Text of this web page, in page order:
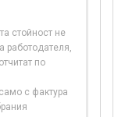
стойност не
работодателя,
по
с фактура